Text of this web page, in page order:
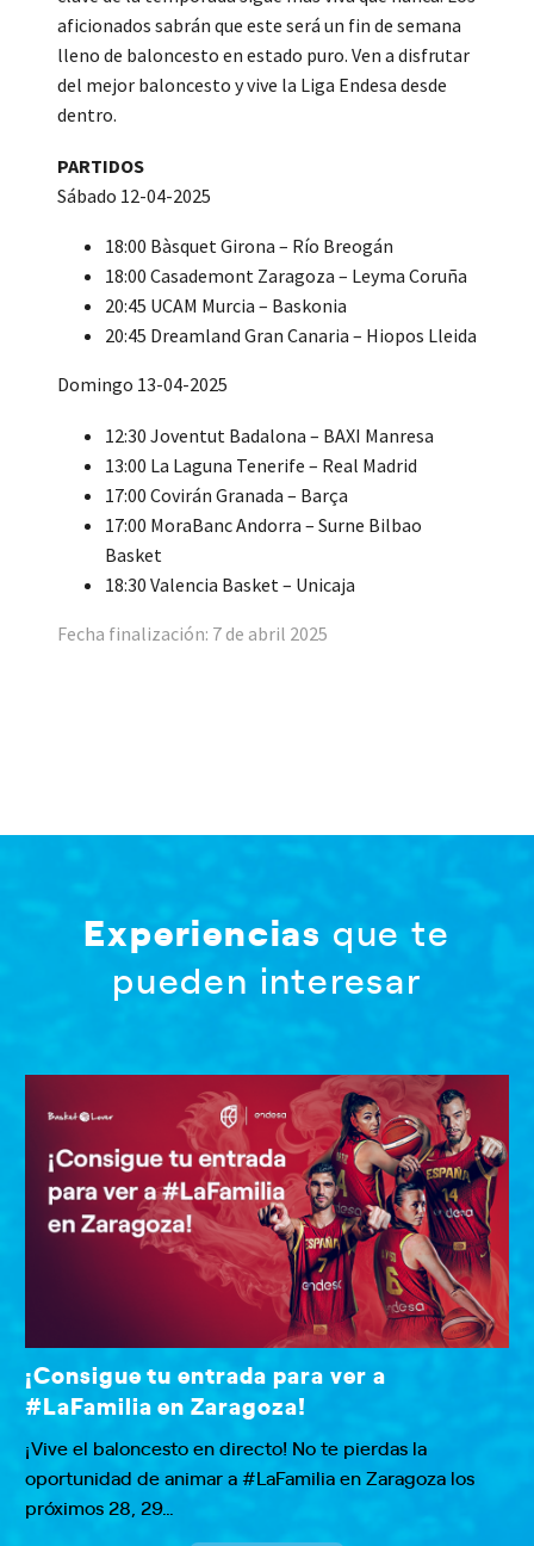
aficionados sabrán que este será un fin de semana
lleno de baloncesto en estado puro. Ven a disfrutar
del mejor baloncesto y vive la Liga Endesa desde
dentro.
PARTIDOS
Sábado 12-04-2025
18:00 Bàsquet Girona – Río Breogán
18:00 Casademont Zaragoza – Leyma Coruña
20:45 UCAM Murcia – Baskonia
20:45 Dreamland Gran Canaria – Hiopos Lleida
Domingo 13-04-2025
12:30 Joventut Badalona – BAXI Manresa
13:00 La Laguna Tenerife – Real Madrid
17:00 Covirán Granada – Barça
17:00 MoraBanc Andorra – Surne Bilbao
Basket
18:30 Valencia Basket – Unicaja
Fecha finalización: 7 de abril 2025
Experiencias que te
pueden interesar
¡Consigue tu entrada para ver a
#LaFamilia en Zaragoza!
¡Vive el baloncesto en directo! No te pierdas la
oportunidad de animar a #LaFamilia en Zaragoza los
próximos 28, 29…